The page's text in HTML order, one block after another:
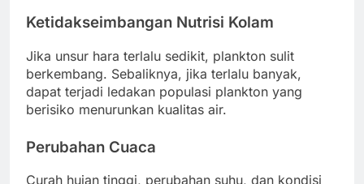
Ketidakseimbangan Nutrisi Kolam
Jika unsur hara terlalu sedikit, plankton sulit
berkembang. Sebaliknya, jika terlalu banyak,
dapat terjadi ledakan populasi plankton yang
berisiko menurunkan kualitas air.
Perubahan Cuaca
Curah hujan tinggi, perubahan suhu, dan kondisi